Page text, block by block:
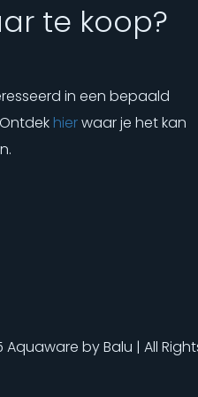
te koop?
in een bepaald
hierwaar je het kan
Aquaware by Balu | All